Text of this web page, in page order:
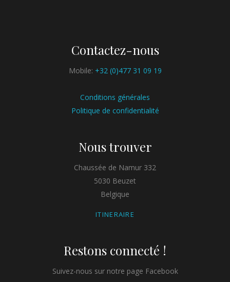
Contactez-nous
Mobile: +32 (0)477 31 09 19
Conditions générales
Politique de confidentialité
Nous trouver
Chaussée de Namur 332
5030 Beuzet
Belgique
ITINERAIRE
Restons connecté !
Suivez-nous sur notre page Facebook